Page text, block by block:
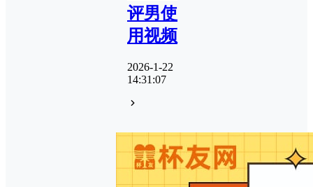
评男使
用视频
2026-1-22
14:31:07